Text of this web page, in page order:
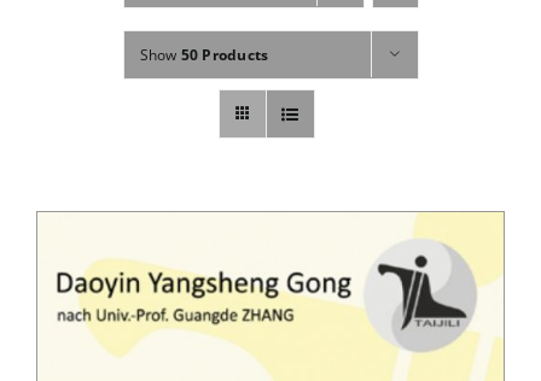
Fachbücher
Poster, Karten, Medien
Show 50 Products